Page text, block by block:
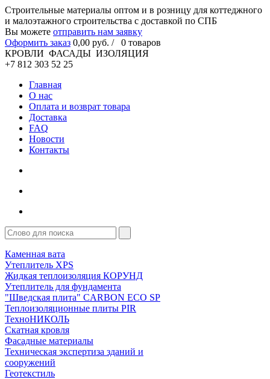
Cтроительные материалы оптом и в розницу для коттеджного
и малоэтажного строительства с доставкой по СПБ
Вы можете отправить нам заявку
Оформить заказ 0,00 руб. / 0 товаров
КРОВЛИ ФАСАДЫ ИЗОЛЯЦИЯ
+7 812 303 52 25
Главная
О нас
Оплата и возврат товара
Доставка
FAQ
Новости
Контакты
Каменная вата
Утеплитель XPS
Жидкая теплоизоляция КОРУНД
Утеплитель для фундамента
"Шведская плита" CARBON ECO SP
Теплоизоляционные плиты PIR
ТехноНИКОЛЬ
Скатная кровля
Фасадные материалы
Техническая экспертиза зданий и
сооружений
Геотекстиль